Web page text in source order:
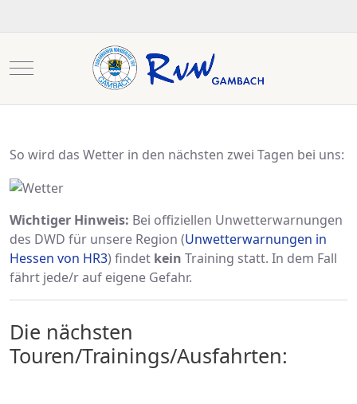
Mobile Menu Toggle
So wird das Wetter in den nächsten zwei Tagen bei uns:
Wichtiger Hinweis: Bei offiziellen Unwetterwarnungen
des DWD für unsere Region (Unwetterwarnungen in
Hessen von HR3) findet kein Training statt. In dem Fall
fährt jede/r auf eigene Gefahr.
Die nächsten
Touren/Trainings/Ausfahrten: